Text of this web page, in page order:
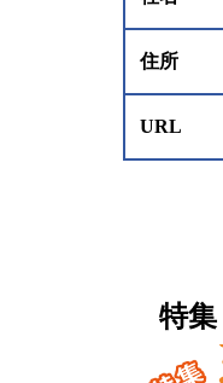
住所
URL
特集